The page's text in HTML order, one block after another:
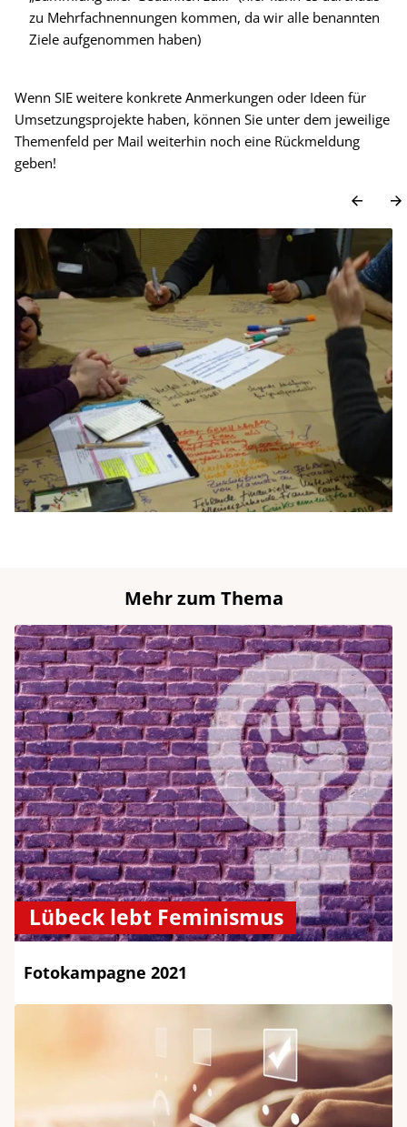
zu Mehrfachnennungen kommen, da wir alle benannten
Ziele aufgenommen haben)
Wenn SIE weitere konkrete Anmerkungen oder Ideen für
Umsetzungsprojekte haben, können Sie unter dem jeweilige
Themenfeld per Mail weiterhin noch eine Rückmeldung
geben!
Mehr zum Thema
Lübeck lebt Feminismus
Fotokampagne 2021